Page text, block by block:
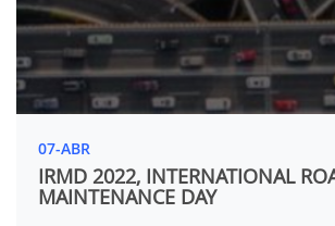
07-ABR
IRMD 2022, INTERNATIONAL
MAINTENANCE DAY